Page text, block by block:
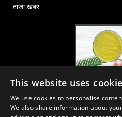
ताजा खबर
हम चीन, जापान और कोरिया में स्थित प्राथमिक
सप्लीमेंट्स और फंक्शनल फूड एंड बेवरेज इंडस्ट्रीज
This website uses
We use cookies to personalise
We also share information about